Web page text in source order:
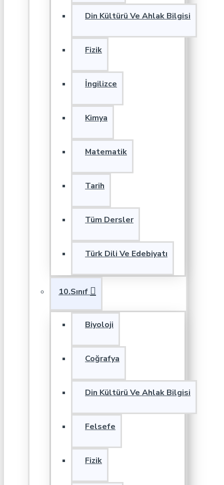
Din Kültürü Ve Ahlak Bilgisi
Fizik
İngilizce
Kimya
Matematik
Tarih
Tüm Dersler
Türk Dili Ve Edebiyatı
10.Sınıf
Biyoloji
Coğrafya
Din Kültürü Ve Ahlak Bilgisi
Felsefe
Fizik